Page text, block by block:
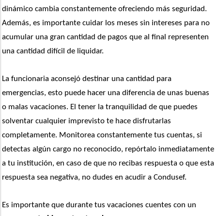
dinámico cambia constantemente ofreciendo más seguridad.
Además, es importante cuidar los meses sin intereses para no
acumular una gran cantidad de pagos que al final representen
una cantidad difícil de liquidar.
La funcionaria aconsejó destinar una cantidad para
emergencias, esto puede hacer una diferencia de unas buenas
o malas vacaciones. El tener la tranquilidad de que puedes
solventar cualquier imprevisto te hace disfrutarlas
completamente. Monitorea constantemente tus cuentas, si
detectas algún cargo no reconocido, repórtalo inmediatamente
a tu institución, en caso de que no recibas respuesta o que esta
respuesta sea negativa, no dudes en acudir a Condusef.